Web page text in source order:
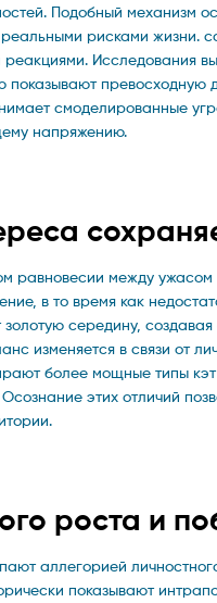
Подобный механизм
рисками жизни.
Исследования
превосходную
смоделированные
напряжению.
равновесии между
в то время как
середину,
изменяется в связи от
более мощные типы
этих отличий
роста и
аллегорией
показывают